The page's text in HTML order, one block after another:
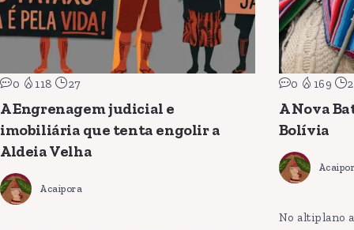
0 118 27
A Engrenagem judicial e
imobiliária que tenta engolir a
Aldeia Velha
Acaipora
0 169
A Nova
Bolívia
No altiplano